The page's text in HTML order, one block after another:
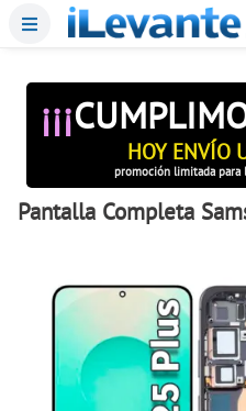
Menu
¡¡¡
HOY ENVÍO
promoción limitada para
Pantalla Completa